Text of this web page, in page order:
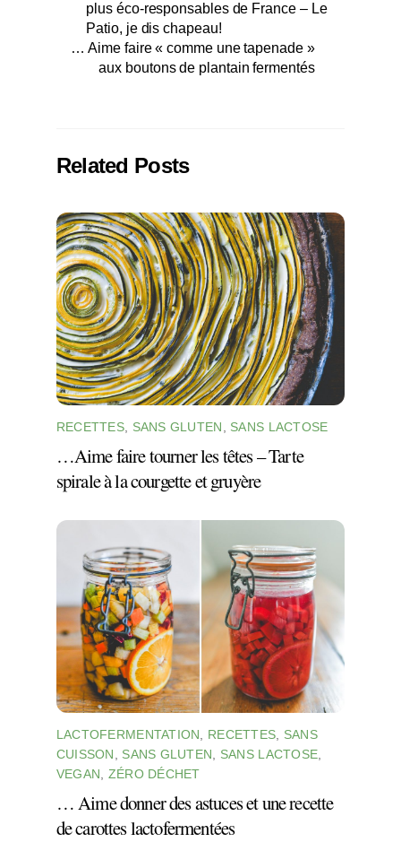
plus éco-responsables de France – Le
Patio, je dis chapeau!
… Aime faire « comme une tapenade »
aux boutons de plantain fermentés
Related Posts
RECETTES, SANS GLUTEN SANS LACTOSE
…Aime faire tourner les têtes – Tarte
spirale à la courgette et gruyère
LACTOFERMENTATION RECETTES
SANS
CUISSON
SANS GLUTEN SANS LACTOSE
VEGAN
ZÉRO DÉCHET
… Aime donner des astuces et une recette
de carottes lactofermentées